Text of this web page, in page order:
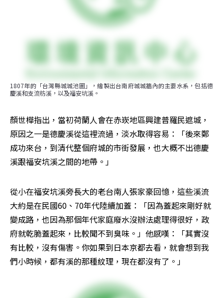
1807年的「台灣縣城城池圖」，繪製出台南府城城牆內的主要水系，包括德
慶溪和支流枋溪，以及福安坑溪。
顏世樺指出，當初荷蘭人會在赤崁地區興建普羅民遮城，
原因之一是德慶溪從這裡流過，淡水取得容易：「後來鄭
成功來台，到清代整個府城的市街發展，也大概不出德慶
溪跟福安坑溪之間的地帶。」
從小在福安坑溪旁長大的老台南人張家豪回憶，這些溪流
大約是在民國60、70年代陸續加蓋：「因為蓋起來剛好就
變成路，也因為那個年代家庭廢水沒辦法處理得很好，政
府就乾脆蓋起來，比較聞不到臭味。」他感嘆：「其實沒
有比較，沒有傷害。你如果到日本京都去看，就會想到我
們小時候，都有溪的那種紋理，現在都沒有了。」